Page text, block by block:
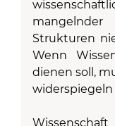
mangelnder
Strukturen
Wenn
dienen soll,
widerspiegeln